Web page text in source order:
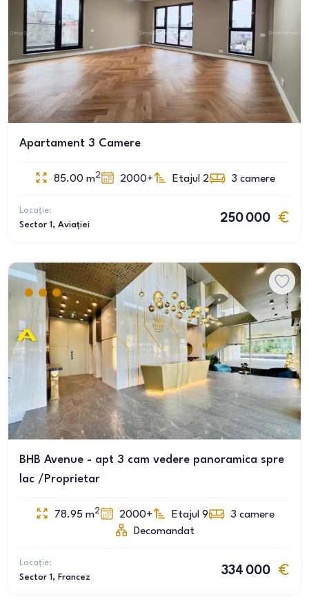
Apartament 3 Camere
85.00 m2 2000+ Etajul 2 3 camere
Locație:
Sector 1 , Aviației
250 000
BHB Avenue - apt 3 cam vedere panoramica spre
lac /Proprietar
78.95 m2 2000+ Etajul 9 3 camere
Decomandat
Locație:
Sector 1 , Francez
334 000